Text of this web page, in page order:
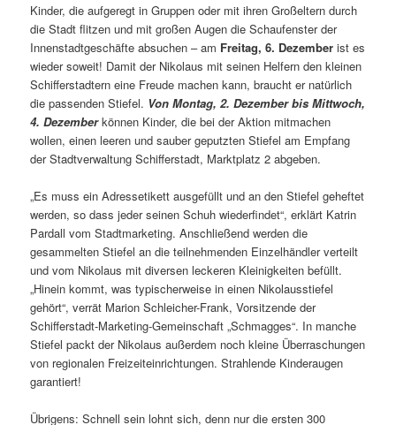
Kinder, die aufgeregt in Gruppen oder mit ihren Großeltern durch
die Stadt flitzen und mit großen Augen die Schaufenster der
Innenstadtgeschäfte absuchen – am Freitag, 6. Dezember ist es
wieder soweit! Damit der Nikolaus mit seinen Helfern den kleinen
Schifferstadtern eine Freude machen kann, braucht er natürlich
die passenden Stiefel. Von Montag, 2. Dezember bis Mittwoch,
4. Dezemberkönnen Kinder, die bei der Aktion mitmachen
wollen, einen leeren und sauber geputzten Stiefel am Empfang
der Stadtverwaltung Schifferstadt, Marktplatz 2 abgeben.
„Es muss ein Adressetikett ausgefüllt und an den Stiefel geheftet
werden, so dass jeder seinen Schuh wiederfindet“, erklärt Katrin
Pardall vom Stadtmarketing. Anschließend werden die
gesammelten Stiefel an die teilnehmenden Einzelhändler verteilt
und vom Nikolaus mit diversen leckeren Kleinigkeiten befüllt.
„Hinein kommt, was typischerweise in einen Nikolausstiefel
gehört“, verrät Marion Schleicher-Frank, Vorsitzende der
Schifferstadt-Marketing-Gemeinschaft „Schmagges“. In manche
Stiefel packt der Nikolaus außerdem noch kleine Überraschungen
von regionalen Freizeiteinrichtungen. Strahlende Kinderaugen
garantiert!
Übrigens: Schnell sein lohnt sich, denn nur die ersten 300